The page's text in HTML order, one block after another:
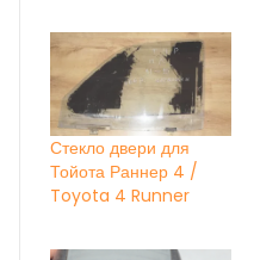
Стекло двери для
Тойота Раннер 4 /
Toyota 4 Runner